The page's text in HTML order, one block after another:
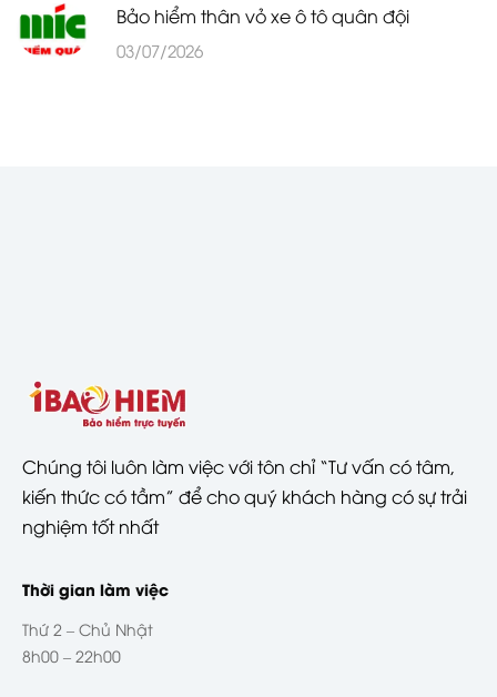
Bảo hiểm thân vỏ xe ô tô quân đội
03/07/2026
Chúng tôi luôn làm việc với tôn chỉ “Tư vấn có tâm,
kiến thức có tầm” để cho quý khách hàng có sự trải
nghiệm tốt nhất
Thời gian làm việc
Thứ 2 – Chủ Nhật
8h00 – 22h00